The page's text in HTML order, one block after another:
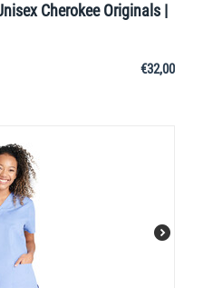
Cherokee Originals |
€32,00